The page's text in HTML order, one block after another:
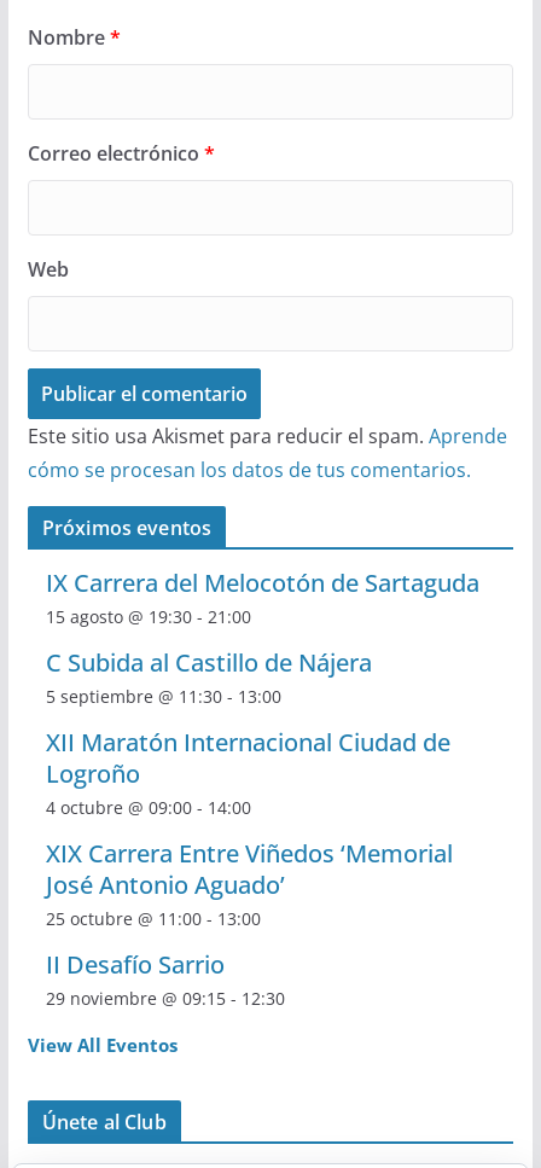
Nombre*
Correo electrónico *
Web
Este sitio usa Akismet para reducir el spam. Aprende
cómo se procesan los datos de tus comentarios.
Próximos eventos
IX Carrera del Melocotón de Sartaguda
15 agosto @ 19:30- 21:00
C Subida al Castillo de Nájera
5 septiembre @ 11:30- 13:00
XII Maratón Internacional Ciudad de
Logroño
4 octubre @ 09:00- 14:00
XIX Carrera Entre Viñedos ‘Memorial
José Antonio Aguado’
25 octubre @ 11:00- 13:00
II Desafío Sarrio
29 noviembre @ 09:15- 12:30
View All Eventos
Únete al Club